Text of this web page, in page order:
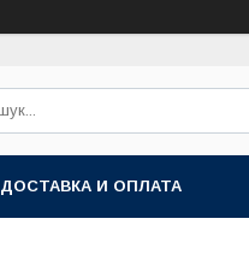
ДОСТАВКА И ОПЛАТА